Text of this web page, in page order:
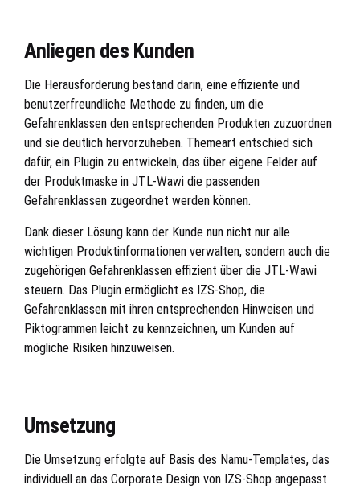
Anliegen des Kunden
Die Herausforderung bestand darin, eine effiziente und
benutzerfreundliche Methode zu finden, um die
Gefahrenklassen den entsprechenden Produkten zuzuordnen
und sie deutlich hervorzuheben. Themeart entschied sich
dafür, ein Plugin zu entwickeln, das über eigene Felder auf
der Produktmaske in JTL-Wawi die passenden
Gefahrenklassen zugeordnet werden können.
Dank dieser Lösung kann der Kunde nun nicht nur alle
wichtigen Produktinformationen verwalten, sondern auch die
zugehörigen Gefahrenklassen effizient über die JTL-Wawi
steuern. Das Plugin ermöglicht es IZS-Shop, die
Gefahrenklassen mit ihren entsprechenden Hinweisen und
Piktogrammen leicht zu kennzeichnen, um Kunden auf
mögliche Risiken hinzuweisen.
Umsetzung
Die Umsetzung erfolgte auf Basis des Namu-Templates, das
individuell an das Corporate Design von IZS-Shop angepasst